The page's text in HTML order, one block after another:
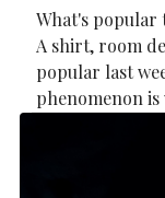
What's popular
A shirt, room
popular last
phenomenon